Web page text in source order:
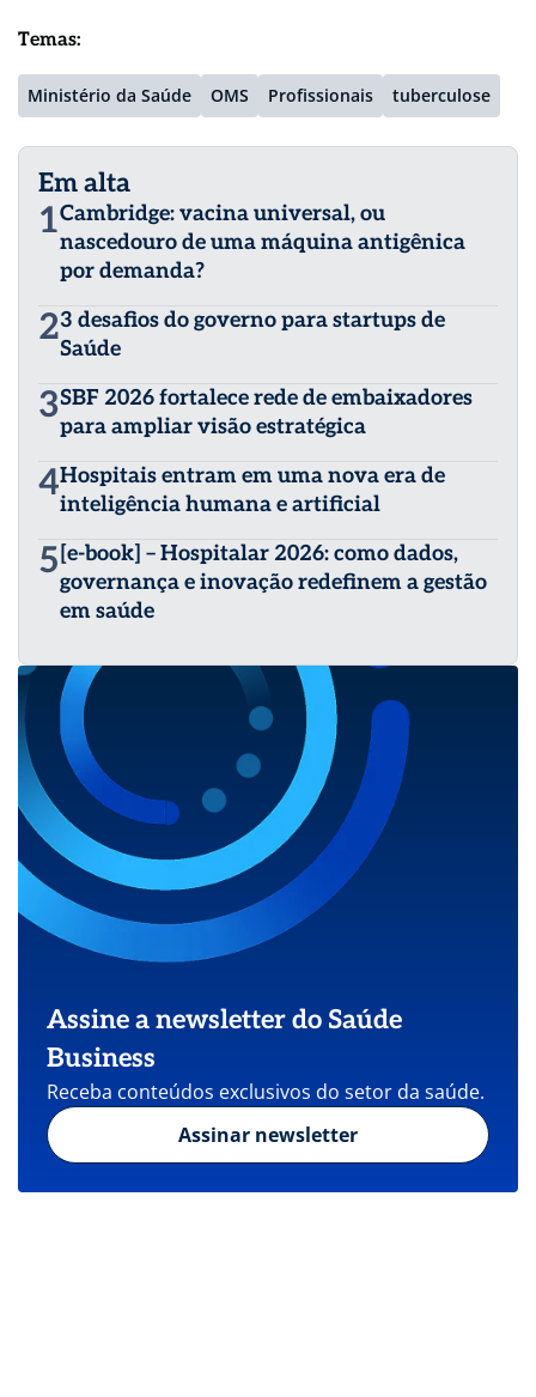
Temas:
Ministério da Saúde OMS Profissionais tuberculose
Em alta
1Cambridge: vacina universal, ou
nascedouro de uma máquina antigênica
por demanda?
23 desafios do governo para startups de
Saúde
3SBF 2026 fortalece rede de embaixadores
para ampliar visão estratégica
4Hospitais entram em uma nova era de
inteligência humana e artificial
5 [e-book] – Hospitalar 2026: como dados,
governança e inovação redefinem a gestão
em saúde
Assine a newsletter do Saúde
Business
Receba conteúdos exclusivos do setor da saúde.
Assinar newsletter